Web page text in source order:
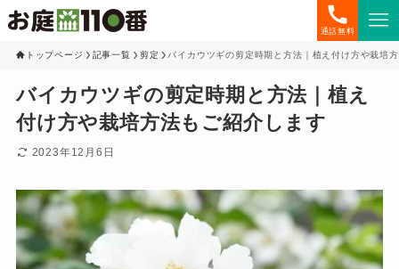
通話無料
トップページ 記事一覧 剪定 バイカウツギの剪定時期と方法｜植え付け方や栽培
バイカウツギの剪定時期と方法｜植え
付け方や栽培方法もご紹介します
2023年12月6日